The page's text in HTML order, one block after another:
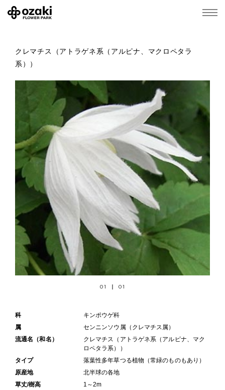
クレマチス（アトラゲネ系（アルピナ、マクロペタラ
系））
01 01
科
キンポウゲ科
属
センニンソウ属（クレマチス属）
流通名（和名）
クレマチス（アトラゲネ系（アルピナ、マク
ロペタラ系））
タイプ
落葉性多年草つる植物（常緑のものもあり）
原産地
北半球の各地
草丈/樹高
1～2m